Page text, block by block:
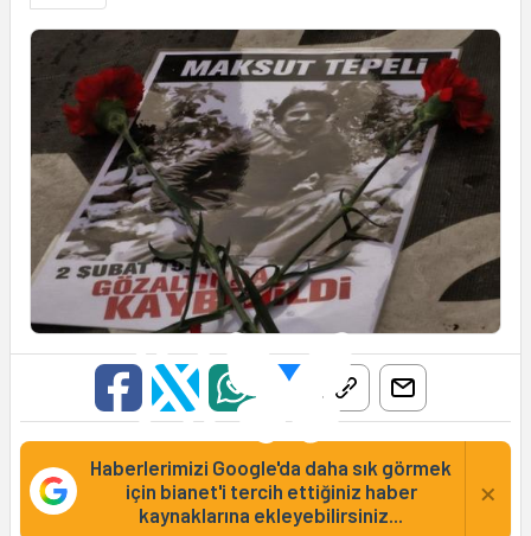
Haberlerimizi Google'da daha sık görmek
için bianet'i tercih ettiğiniz haber
kaynaklarına ekleyebilirsiniz...
×